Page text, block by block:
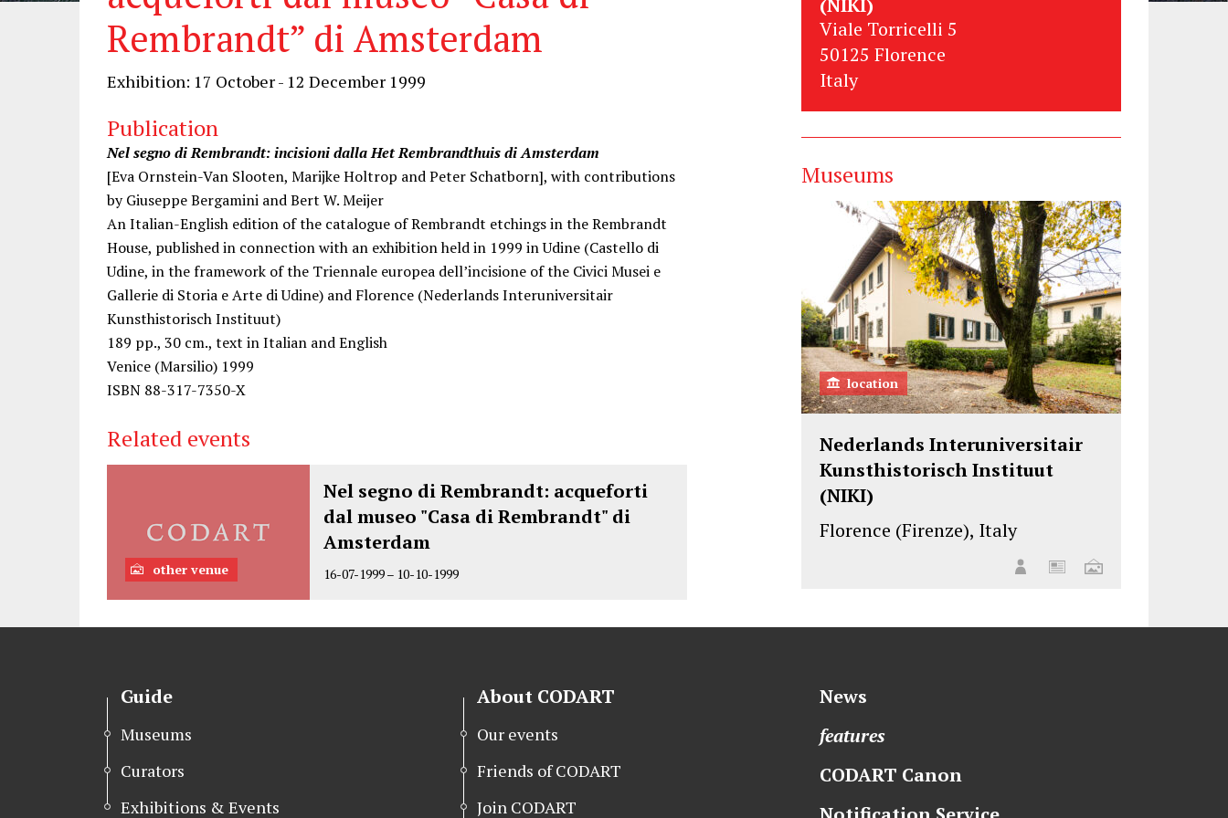
Rembrandt” di Amsterdam
Exhibition: 17 October - 12 December 1999
Publication
Nel segno di Rembrandt: incisioni dalla Het Rembrandthuis di Amsterdam
[Eva Ornstein-Van Slooten, Marijke Holtrop and Peter Schatborn], with contributions
by Giuseppe Bergamini and Bert W. Meijer
An Italian-English edition of the catalogue of Rembrandt etchings in the Rembrandt
House, published in connection with an exhibition held in 1999 in Udine (Castello di
Udine, in the framework of the Triennale europea dell’incisione of the Civici Musei e
Gallerie di Storia e Arte di Udine) and Florence (Nederlands Interuniversitair
Kunsthistorisch Instituut)
189 pp., 30 cm., text in Italian and English
Venice (Marsilio) 1999
ISBN 88-317-7350-X
Related events
other venue
Nel segno di Rembrandt: acqueforti
dal museo "Casa di Rembrandt" di
Amsterdam
16-07-1999– 10-10-1999
(NIKI)
Viale Torricelli 5
50125 Florence
Italy
Museums
location
Nederlands Interuniversitair
Kunsthistorisch Instituut
(NIKI)
Florence (Firenze), Italy
Guide
Museums
Curators
Exhibitions & Events
About CODART
Our events
Friends of CODART
Join CODART
News
features
CODART Canon